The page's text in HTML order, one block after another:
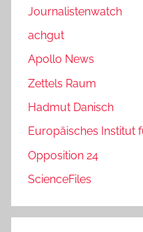
Journalistenwatch
achgut
Apollo News
Zettels Raum
Hadmut Danisch
Europäisches Institut
Opposition 24
ScienceFiles